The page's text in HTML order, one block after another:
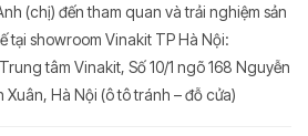
(chị) đến tham quan và trải nghiệm sản
tại showroom Vinakit TP Hà Nội:
tâm Vinakit, Số 10/1 ngõ 168 Nguyễn
Xuân, Hà Nội (ô tô tránh – đỗ cửa)